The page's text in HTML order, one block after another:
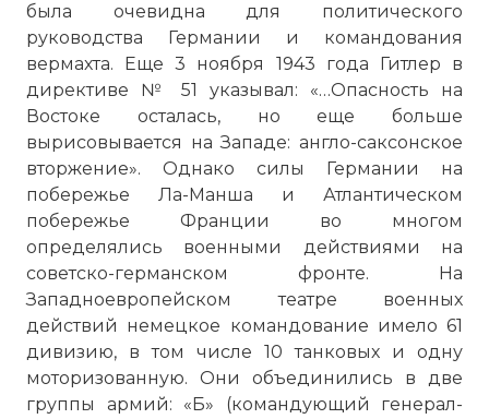
была очевидна для политического
руководства Германии и командования
вермахта. Еще 3 ноября 1943 года Гитлер в
директиве № 51 указывал: «…Опасность на
Востоке осталась, но еще больше
вырисовывается на Западе: англо-саксонское
вторжение». Однако силы Германии на
побережье Ла-Манша и Атлантическом
побережье Франции во многом
определялись военными действиями на
советско-германском фронте. На
Западноевропейском театре военных
действий немецкое командование имело 61
дивизию, в том числе 10 танковых и одну
моторизованную. Они объединились в две
группы армий: «Б» (командующий генерал-